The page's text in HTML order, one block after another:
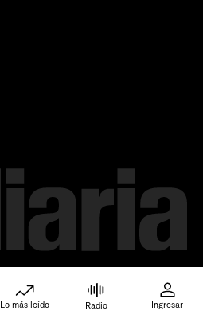
Lo más leído Radio Ingresar